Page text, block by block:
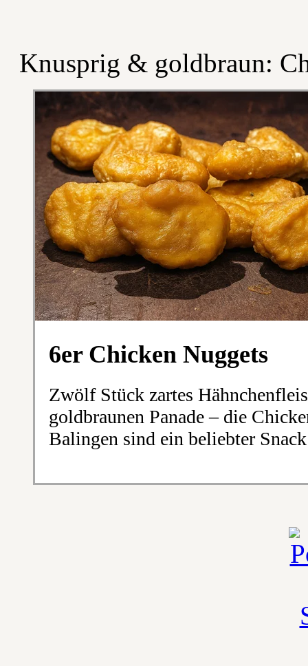
Knusprig & goldbraun:
6er Chicken Nuggets
Zwölf Stück zartes
goldbraunen Panade – die
Balingen sind ein beliebter